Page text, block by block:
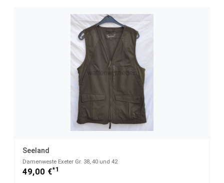
Seeland
Damenweste Exeter Gr. 38, 40 und 42
49,00 €*1